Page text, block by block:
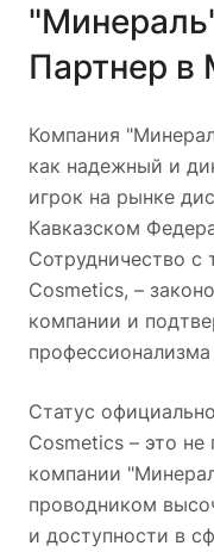
Партнер в
Компания
как надежный и
игрок на рынке
Кавказском
Сотрудничество с
Cosmetics, –
компании и
Статус
Cosmetics – это
компании
проводником
и доступности в